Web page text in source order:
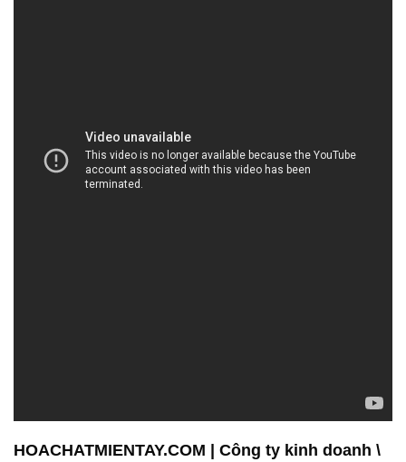
HOACHATMIENTAY.COM | Công ty kinh doanh \